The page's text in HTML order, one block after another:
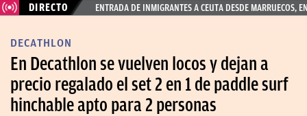
DIRECTO
ENTRADA DE INMIGRANTES A CEUTA DESDE MARRUECOS,
DECATHLON
En Decathlon se vuelven locos y dejan a
precio regalado el set 2 en 1 de paddle surf
hinchable apto para 2 personas